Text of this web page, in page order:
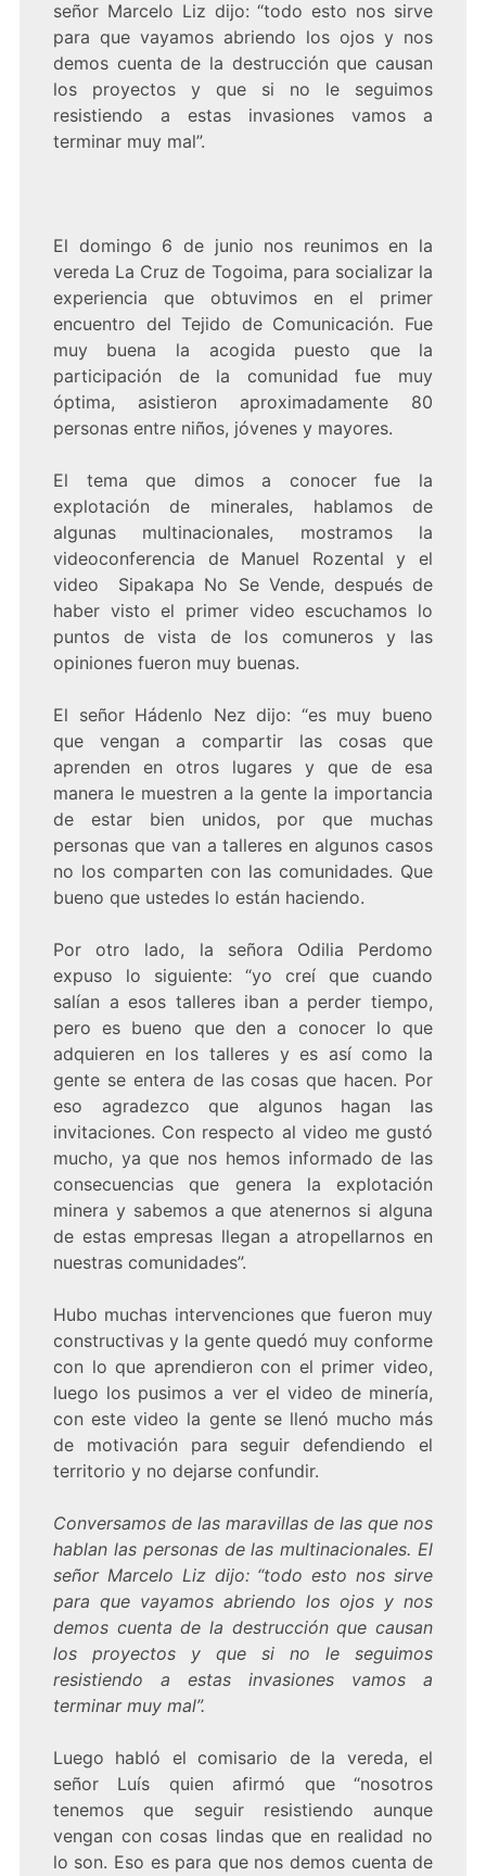
señor Marcelo Liz dijo: “todo esto nos sirve
para que vayamos abriendo los ojos y nos
demos cuenta de la destrucción que causan
los proyectos y que si no le seguimos
resistiendo a estas invasiones vamos a
terminar muy mal”.
El domingo 6 de junio nos reunimos en la
vereda La Cruz de Togoima, para socializar la
experiencia que obtuvimos en el primer
encuentro del Tejido de Comunicación. Fue
muy buena la acogida puesto que la
participación de la comunidad fue muy
óptima, asistieron aproximadamente 80
personas entre niños, jóvenes y mayores.
El tema que dimos a conocer fue la
explotación de minerales, hablamos de
algunas multinacionales, mostramos la
videoconferencia de Manuel Rozental y el
video Sipakapa No Se Vende, después de
haber visto el primer video escuchamos lo
puntos de vista de los comuneros y las
opiniones fueron muy buenas.
El señor Hádenlo Nez dijo: “es muy bueno
que vengan a compartir las cosas que
aprenden en otros lugares y que de esa
manera le muestren a la gente la importancia
de estar bien unidos, por que muchas
personas que van a talleres en algunos casos
no los comparten con las comunidades. Que
bueno que ustedes lo están haciendo.
Por otro lado, la señora Odilia Perdomo
expuso lo siguiente: “yo creí que cuando
salían a esos talleres iban a perder tiempo,
pero es bueno que den a conocer lo que
adquieren en los talleres y es así como la
gente se entera de las cosas que hacen. Por
eso agradezco que algunos hagan las
invitaciones. Con respecto al video me gustó
mucho, ya que nos hemos informado de las
consecuencias que genera la explotación
minera y sabemos a que atenernos si alguna
de estas empresas llegan a atropellarnos en
nuestras comunidades”.
Hubo muchas intervenciones que fueron muy
constructivas y la gente quedó muy conforme
con lo que aprendieron con el primer video,
luego los pusimos a ver el video de minería,
con este video la gente se llenó mucho más
de motivación para seguir defendiendo el
territorio y no dejarse confundir.
Conversamos de las maravillas de las que nos
hablan las personas de las multinacionales. El
señor Marcelo Liz dijo: “todo esto nos sirve
para que vayamos abriendo los ojos y nos
demos cuenta de la destrucción que causan
los proyectos y que si no le seguimos
resistiendo a estas invasiones vamos a
terminar muy mal”.
Luego habló el comisario de la vereda, el
señor Luís quien afirmó que “nosotros
tenemos que seguir resistiendo aunque
vengan con cosas lindas que en realidad no
lo son. Eso es para que nos demos cuenta de